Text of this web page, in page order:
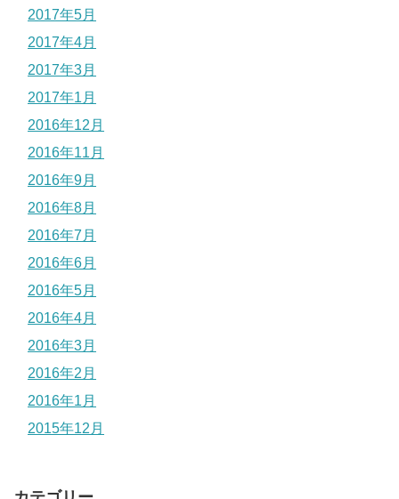
2017年5月
2017年4月
2017年3月
2017年1月
2016年12月
2016年11月
2016年9月
2016年8月
2016年7月
2016年6月
2016年5月
2016年4月
2016年3月
2016年2月
2016年1月
2015年12月